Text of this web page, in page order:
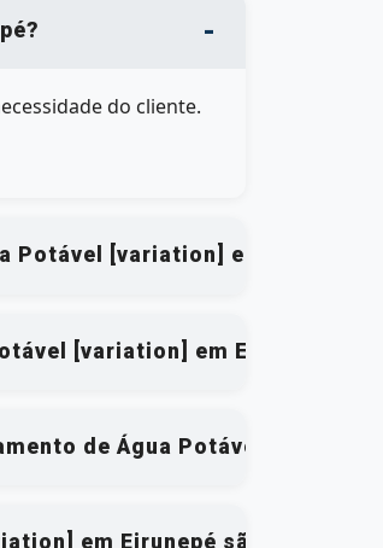
do cliente.
[variation] em Eirunepé?
[variation] em Eirunepé?
de Água Potável
em Eirunepé são